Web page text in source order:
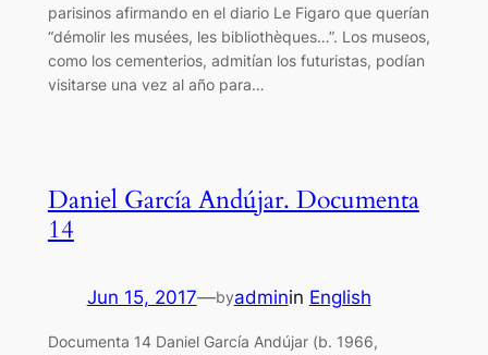
parisinos afirmando en el diario Le Figaro que querían
“démolir les musées, les bibliothèques…”. Los museos,
como los cementerios, admitían los futuristas, podían
visitarse una vez al año para…
Daniel García Andújar. Documenta
14
Jun 15, 2017—byadminin English
Documenta 14 Daniel García Andújar (b. 1966,